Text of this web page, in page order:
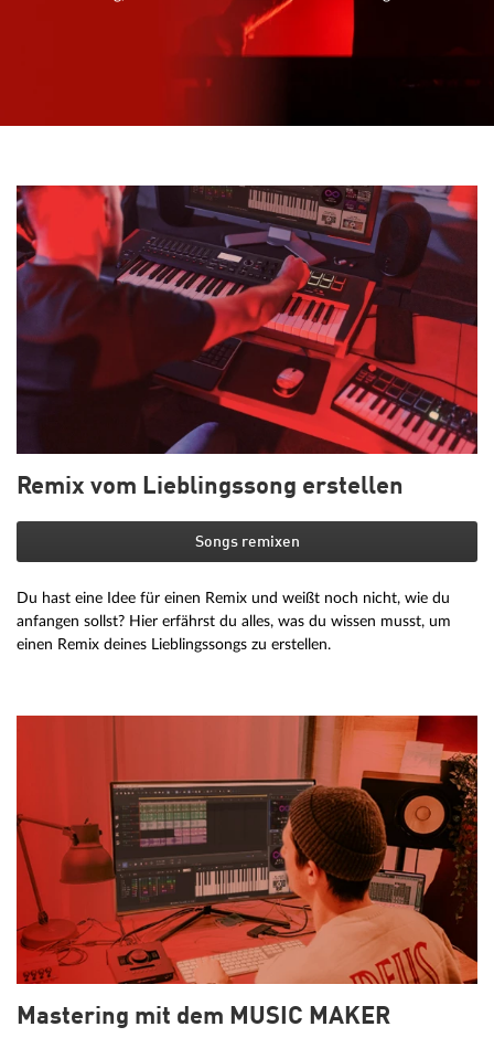
Remix vom Lieblingssong erstellen
Songs remixen
Du hast eine Idee für einen Remix und weißt noch nicht, wie du
anfangen sollst? Hier erfährst du alles, was du wissen musst, um
einen Remix deines Lieblingssongs zu erstellen.
Mastering mit dem MUSIC MAKER